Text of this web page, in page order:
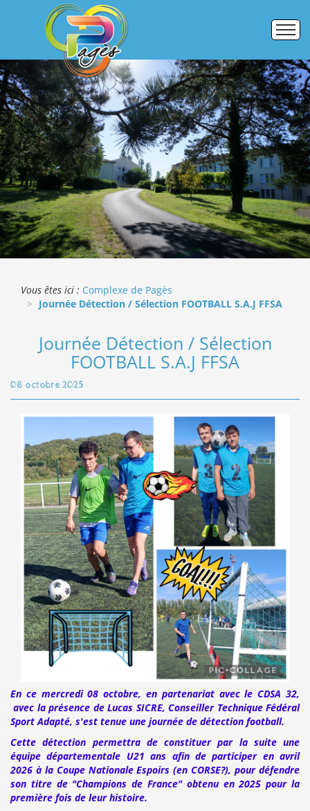
Accueil
Établissements
Pôle formation
Activités commerciales
Galerie photos
ERASMUS +
Vous êtes ici : Complexe de Pagès
Journée Détection / Sélection FOOTBALL S.A.J FFSA
Journée Détection / Sélection
FOOTBALL S.A.J FFSA
08 octobre 2025
En ce mercredi 08 octobre, en partenariat avec leCDSA 32,
avec la présence de Lucas SICRE, Conseiller Technique Fédéral
Sport Adapté, s'est tenue une journée de détection football.
Cette détection permettra de constituer par la suite une
équipe départementale U21 ans afin de participer en avril
2026 à la Coupe Nationale Espoirs (en CORSE?), pour défendre
son titre de "Champions de France" obtenu en 2025 pour la
première fois de leur histoire.